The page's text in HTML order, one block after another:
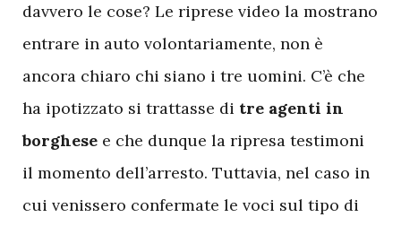
davvero le cose? Le riprese video la mostrano
entrare in auto volontariamente, non è
ancora chiaro chi siano i tre uomini. C’è che
ha ipotizzato si trattasse di tre agenti in
borghese e che dunque la ripresa testimoni
il momento dell’arresto. Tuttavia, nel caso in
cui venissero confermate le voci sul tipo di